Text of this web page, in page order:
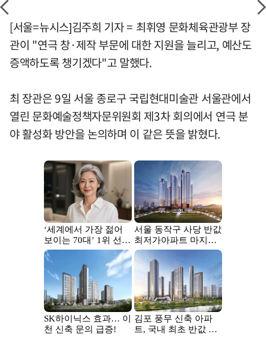
[서울=뉴시스]김주희 기자 = 최휘영 문화체육관광부 장
관이 "연극 창·제작 부문에 대한 지원을 늘리고, 예산도
증액하도록 챙기겠다"고 말했다.
최 장관은 9일 서울 종로구 국립현대미술관 서울관에서
열린 문화예술정책자문위원회 제3차 회의에서 연극 분
야 활성화 방안을 논의하며 이 같은 뜻을 밝혔다.